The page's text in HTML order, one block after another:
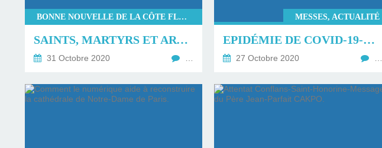
BONNE NOUVELLE DE LA CÔTE FLEURIE
SAINTS, MARTYRS ET ARTISANS DE L'AMOUR
31 Octobre 2020
MESSES, ACTUALITÉ
EPIDÉMIE DE COVID-19-MESSES DE LA TOUSSAINT ET DES DÉFUNTS CONFIRMÉES.
27 Octobre 2020